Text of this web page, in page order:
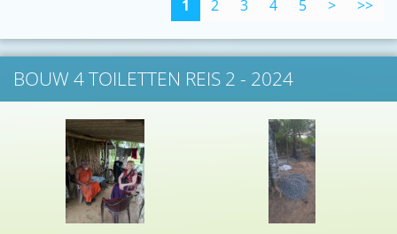
1 2 3 4 5 > >>
BOUW 4 TOILETTEN REIS 2 - 2024